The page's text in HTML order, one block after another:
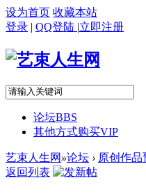
设为首页 收藏本站
登录 | QQ登陆 |立即注册
论坛BBS
其他方式购买VIP
艺束人生网 »论坛 › 原创作品
返回列表